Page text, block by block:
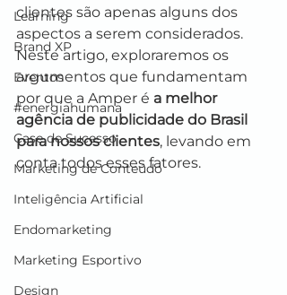
Learning
Brand XP
Eventos
#energiahumana
Case de Sucesso
Marketing de Conteúdo
Inteligência Artificial
Endomarketing
Marketing Esportivo
Design
clientes são apenas alguns dos
aspectos a serem considerados.
Neste artigo, exploraremos os
argumentos que fundamentam
por que a Amper é a melhor
agência de publicidade do Brasil
para nossos clientes, levando em
conta todos esses fatores.